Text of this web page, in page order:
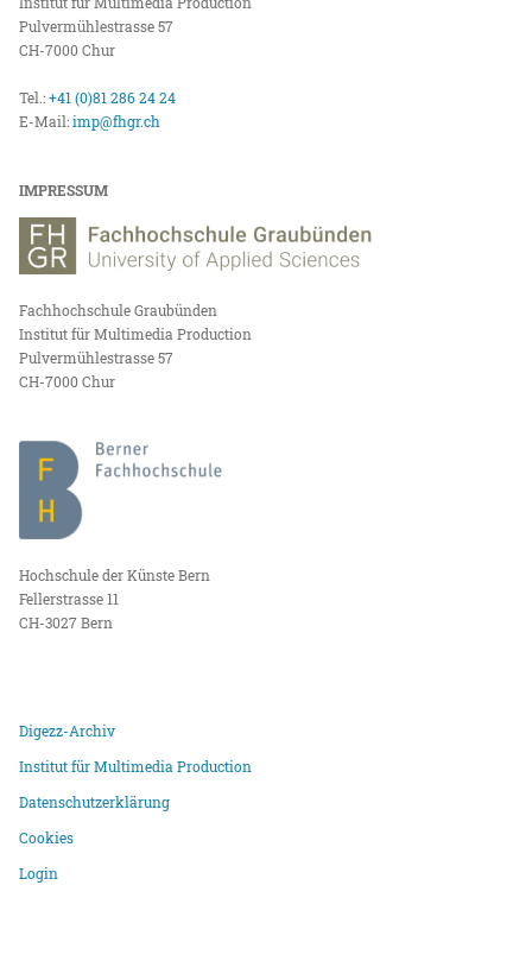
Pulvermühlestrasse 57
CH-7000 Chur
Tel.:+41 (0)81 286 24 24
E-Mail:imp@fhgr.ch
IMPRESSUM
Fachhochschule Graubünden
Institut für Multimedia Production
Pulvermühlestrasse 57
CH-7000 Chur
Hochschule der Künste Bern
Fellerstrasse 11
CH-3027 Bern
Digezz-Archiv
Institut für Multimedia Production
Datenschutzerklärung
Cookies
Login